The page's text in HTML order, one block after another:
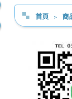
首頁 ﹥ 商